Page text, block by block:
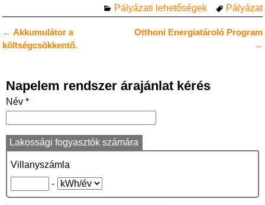
c
e
b
o
k
tt
er
Pályázati lehetőségek Pályázat
Bejegyzés navigáció
← Akkumulátor a
költségcsökkentő.
Otthoni Energiatároló Program
→
Napelem rendszer árajánlat kérés
Név *
Lakossági fogyasztók számára
Villanyszámla
-